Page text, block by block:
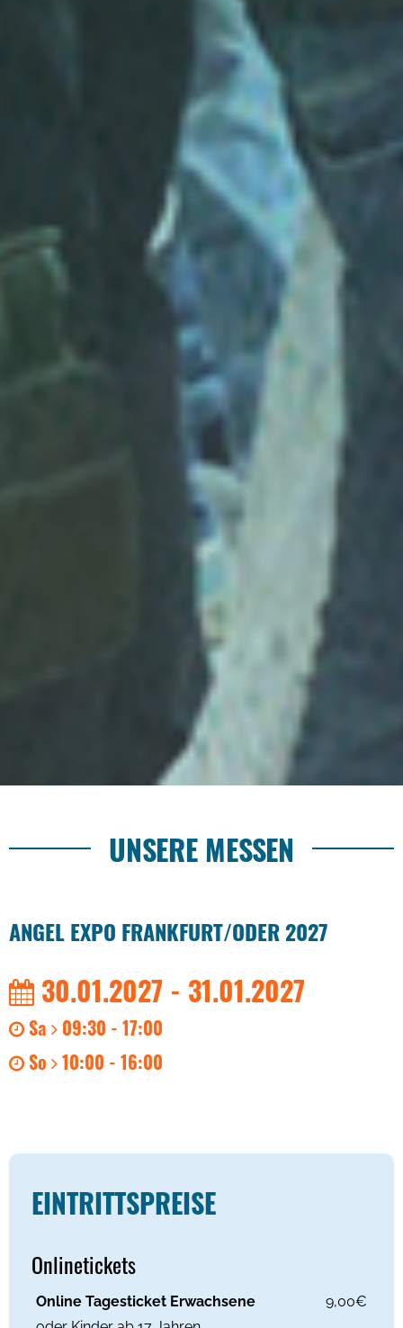
UNSERE MESSEN
ANGEL EXPO FRANKFURT/ODER 2027
30.01.2027 - 31.01.2027
Sa
09:30 - 17:00
So 10:00 - 16:00
EINTRITTSPREISE
Onlinetickets
Online Tagesticket Erwachsene
9,00€